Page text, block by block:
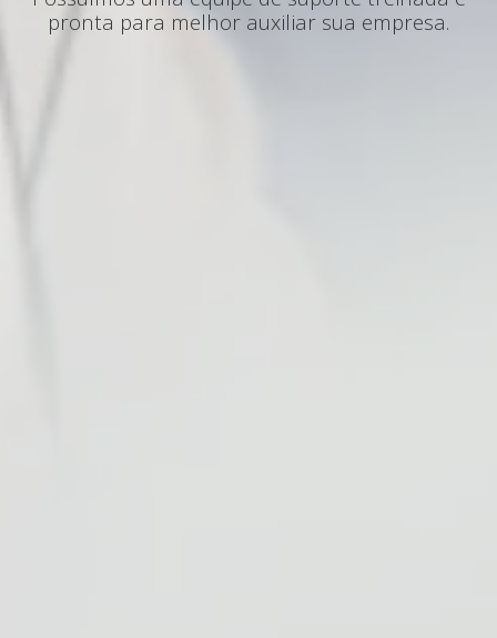
pronta para melhor auxiliar sua empresa.